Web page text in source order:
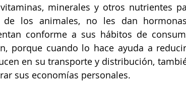
minerales y otros nutrientes
de los animales, no les dan
conforme a sus hábitos de
porque cuando lo hace ayuda a
en su transporte y distribución,
sus economías personales.